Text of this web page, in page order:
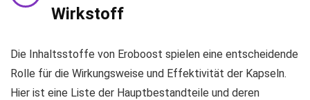
Wirkstoff
Die Inhaltsstoffe von Eroboost spielen eine entscheidende
Rolle für die Wirkungsweise und Effektivität der Kapseln.
Hier ist eine Liste der Hauptbestandteile und deren